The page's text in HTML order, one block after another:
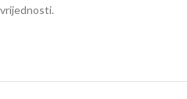
vrijednosti.